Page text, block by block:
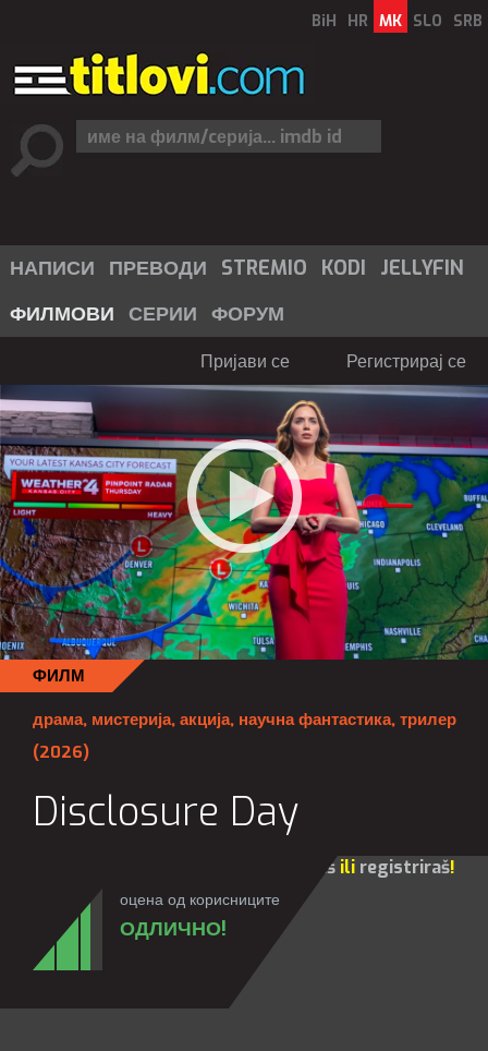
BiH HR MK SLO SRB
НАПИСИ ПРЕВОДИ STREMIO KODI
JELLYFIN
ФИЛМОВИ СЕРИИ ФОРУМ
Пријави се Регистрирај се
ФИЛМ
драма, мистерија, акција, научна фантастика, трилер
(2026)
Disclosure Day
prijaviš ili registriraš!
оцена од корисниците
ОДЛИЧНО!